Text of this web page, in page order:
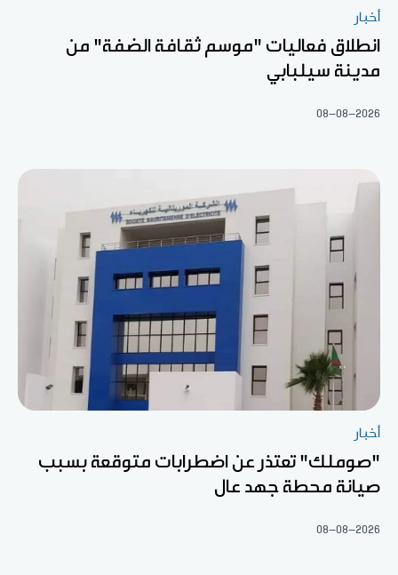
أخبار
انطلاق فعاليات "موسم ثقافة الضفة" من
مدينة سيلبابي
08-08-2026
أخبار
"صوملك" تعتذر عن اضطرابات متوقعة بسبب
صيانة محطة جهد عال
08-08-2026